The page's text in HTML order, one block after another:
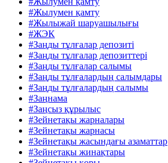
#Жылумен қамту
#Жылыжай шаруашылығы
#ЖЭК
#Заңды тұлғалар депозиті
#Заңды тұлғалар депозиттері
#Заңды тұлғалар салымы
#Заңды тұлғалардың салымдары
#Заңды тұлғалардың салымы
#Заңнама
#Заңсыз құрылыс
#Зейнетақы жарналары
#Зейнетақы жарнасы
#Зейнетақы жасындағы азаматтар
#Зейнетақы жинақтары